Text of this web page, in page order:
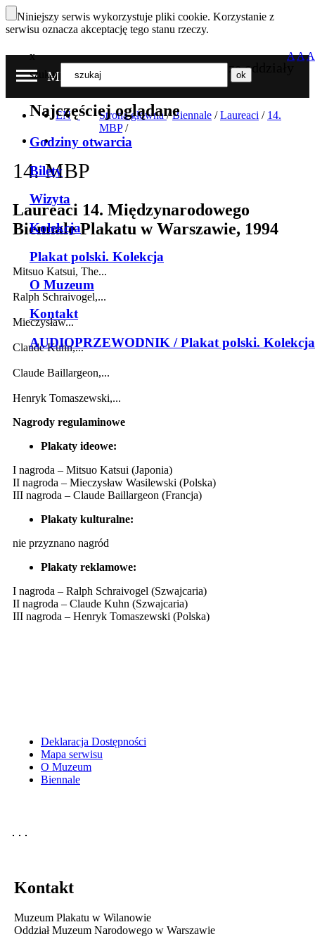
Niniejszy serwis wykorzystuje pliki cookie. Korzystanie z
serwisu oznacza akceptację tego stanu rzeczy.
Nasze oddziały
MENU
x
szukaj
Najczęściej oglądane
Godziny otwarcia
Bilety
Wizyta
Kolekcja
Plakat polski. Kolekcja
O Muzeum
Kontakt
AUDIOPRZEWODNIK / Plakat polski. Kolekcja
AAA
EN Strona główna/ Biennale /Laureaci / 14.
MBP/
14. MBP
Laureaci 14. Międzynarodowego
Biennale Plakatu w Warszawie, 1994
Mitsuo Katsui, The...
Ralph Schraivogel,...
Mieczysław...
Claude Kuhn,...
Claude Baillargeon,...
Henryk Tomaszewski,...
Nagrody regulaminowe
Plakaty ideowe:
I nagroda – Mitsuo Katsui (Japonia)
II nagroda – Mieczysław Wasilewski (Polska)
III nagroda – Claude Baillargeon (Francja)
Plakaty kulturalne:
nie przyznano nagród
Plakaty reklamowe:
I nagroda – Ralph Schraivogel (Szwajcaria)
II nagroda – Claude Kuhn (Szwajcaria)
III nagroda – Henryk Tomaszewski (Polska)
Deklaracja Dostępności
Mapa serwisu
O Muzeum
Biennale
Kontakt
Muzeum Plakatu w Wilanowie
Oddział Muzeum Narodowego w Warszawie